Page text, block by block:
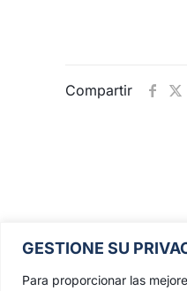
GESTIONE SU
Para proporcionar las
Compartir